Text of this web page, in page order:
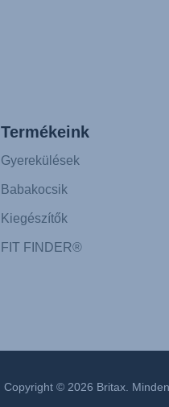
Termékeink
Gyerekülések
Babakocsik
Kiegészítők
FIT FINDER®
Copyright © 2026 Britax.